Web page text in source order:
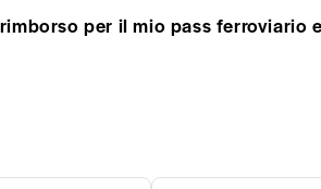
per il mio pass ferroviario